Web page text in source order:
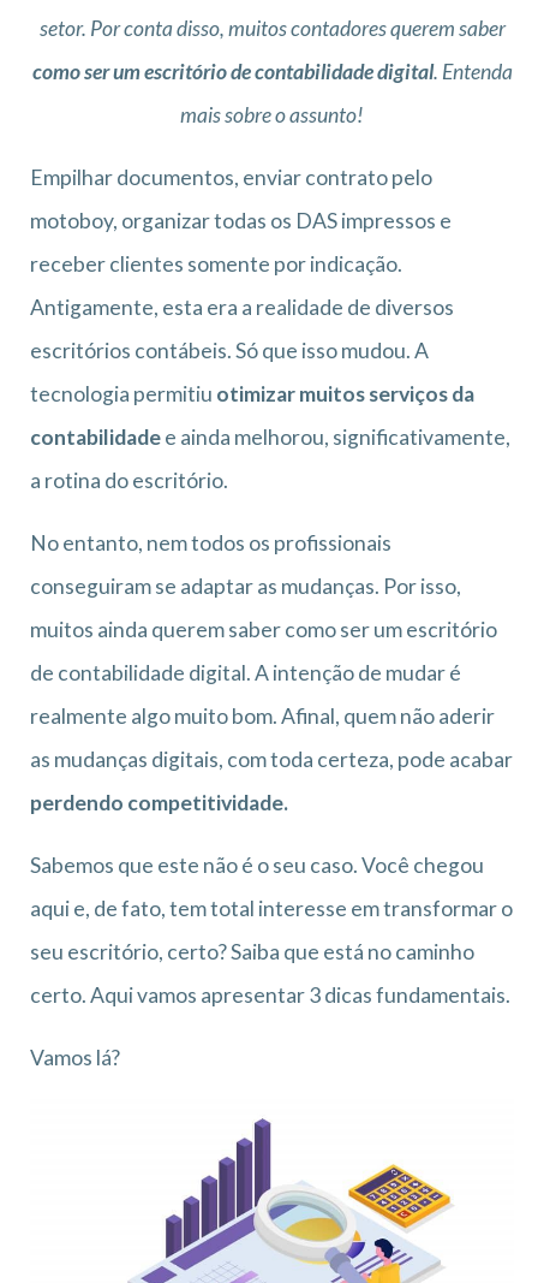
setor. Por conta disso, muitos contadores querem saber
como ser um escritório de contabilidade digital. Entenda
mais sobre o assunto!
Empilhar documentos, enviar contrato pelo
motoboy, organizar todas os DAS impressos e
receber clientes somente por indicação.
Antigamente, esta era a realidade de diversos
escritórios contábeis. Só que isso mudou. A
tecnologia permitiu otimizar muitos serviços da
contabilidadee ainda melhorou, significativamente,
a rotina do escritório.
No entanto, nem todos os profissionais
conseguiram se adaptar as mudanças. Por isso,
muitos ainda querem saber como ser um escritório
de contabilidade digital. A intenção de mudar é
realmente algo muito bom. Afinal, quem não aderir
as mudanças digitais, com toda certeza, pode acabar
perdendo competitividade.
Sabemos que este não é o seu caso. Você chegou
aqui e, de fato, tem total interesse em transformar o
seu escritório, certo? Saiba que está no caminho
certo. Aqui vamos apresentar 3 dicas fundamentais.
Vamos lá?